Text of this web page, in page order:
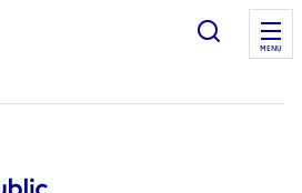
Ouvrir
MENU